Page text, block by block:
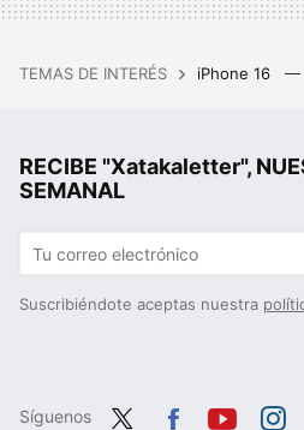
TEMAS DE INTERÉS iPhone 16
RECIBE "Xatakaletter",
SEMANAL
Suscribiéndote aceptas nuestra
Síguenos